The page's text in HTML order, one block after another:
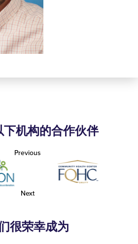
下机构的合作伙伴
Previous
Next
很荣幸成为